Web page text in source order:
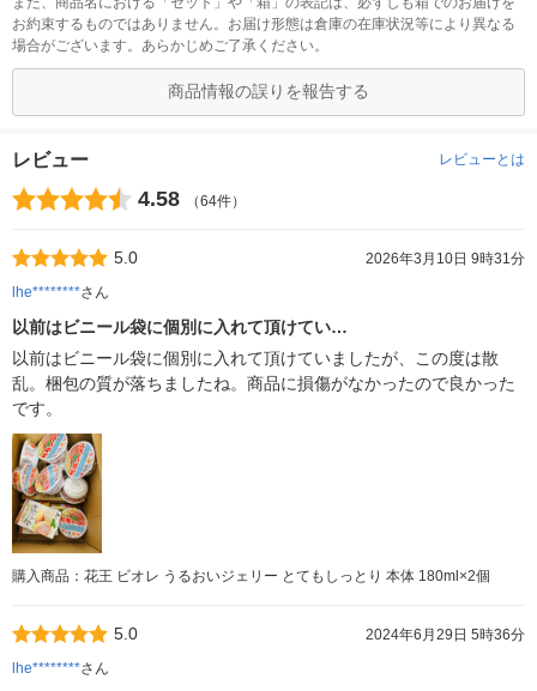
お約束するものではありません。お届け形態は倉庫の在庫状況等により異なる
場合がございます。あらかじめご了承ください。
商品情報の誤りを報告する
レビュー レビューとは
4.58 （64件）
5.0
2026年3月10日 9時31分
lhe********さん
以前はビニール袋に個別に入れて頂けてい…
以前はビニール袋に個別に入れて頂けていましたが、この度は散
乱。梱包の質が落ちましたね。商品に損傷がなかったので良かった
です。
購入商品：花王 ビオレ うるおいジェリー とてもしっとり 本体 180ml×2個
5.0
2024年6月29日 5時36分
lhe********さん